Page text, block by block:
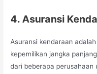
4. Asuransi
Asuransi kendaraan
kepemilikan jangka
dari beberapa perusahaan